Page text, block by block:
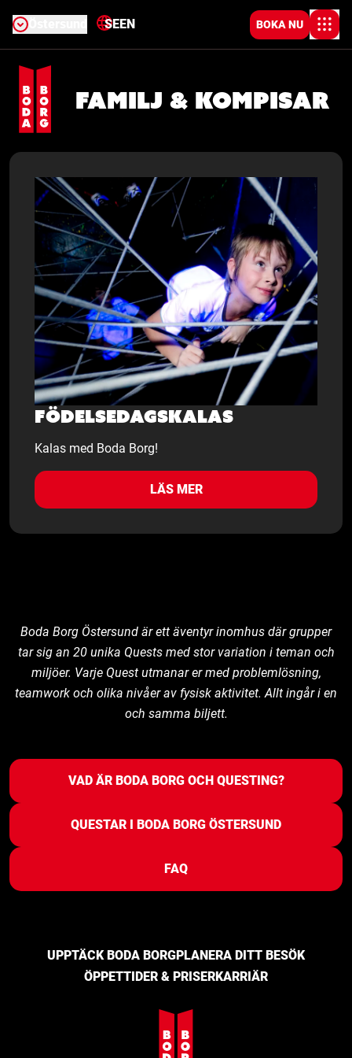
SEEN BOKA NU
Familj & Kompisar
Födelsedagskalas
Kalas med Boda Borg!
LÄS MER
Boda Borg Östersund är ett äventyr inomhus där grupper
tar sig an 20 unika Quests med stor variation i teman och
miljöer. Varje Quest utmanar er med problemlösning,
teamwork och olika nivåer av fysisk aktivitet. Allt ingår i en
och samma biljett.
VAD ÄR BODA BORG OCH QUESTING?
QUESTAR I BODA BORG ÖSTERSUND
FAQ
UPPTÄCK BODA BORGPLANERA DITT BESÖK
ÖPPETTIDER & PRISERKARRIÄR